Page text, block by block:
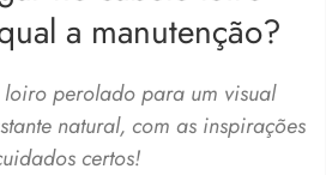
a manutenção?
perolado para um visual
natural, com as inspirações
certos!